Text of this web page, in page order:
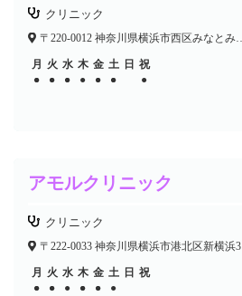
クリニック
〒220-0012 神奈川県横浜市西区みなとみらい3-6-3 MMパークビル2F
月 火 水 木 金 土 日 祝
●
● ● ● ●
● ● ●
● ●
● ●
アモルクリニック
クリニック
〒222-0033 神奈川県横浜市港北区新横浜3-20-3 リバサイドビル7F
月 火 水 木 金 土 日 祝
●
● ● ● ● ●
● ●
● ●